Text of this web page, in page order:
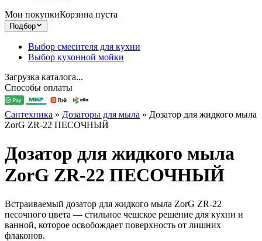
Мои покупкиКорзина пуста
Подбор
Выбор смесителя для кухни
Выбор кухонной мойки
Загрузка каталога...
Способы оплаты
Сантехника » Дозаторы для мыла » Дозатор для жидкого мыла
ZorG ZR-22 ПЕСОЧНЫЙ
Дозатор для жидкого мыла
ZorG ZR-22 ПЕСОЧНЫЙ
Встраиваемый дозатор для жидкого мыла ZorG ZR-22
песочного цвета — стильное чешское решение для кухни и
ванной, которое освобождает поверхность от лишних
флаконов.